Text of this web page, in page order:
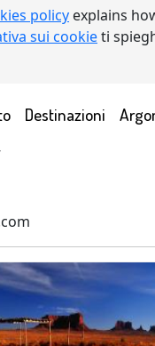
policy explains
sui cookieti
Destinazioni